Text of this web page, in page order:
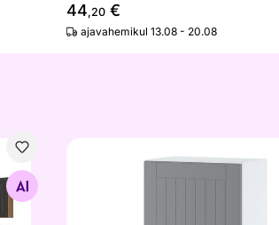
44,20 €
ajavahemikul 13.08 - 20.08
Ülemine köögikapp 50x72 cm